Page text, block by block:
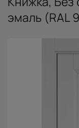
эмаль (RAL